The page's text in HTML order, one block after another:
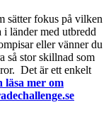
sätter fokus på vilken
länder med utbredd
eller vänner du
så stor skillnad som
Det är ett enkelt
läsa mer om